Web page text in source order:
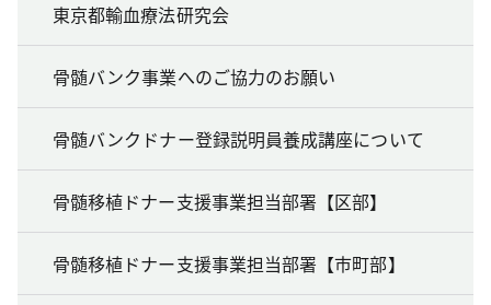
東京都輸血療法研究会
骨髄バンク事業へのご協力のお願い
骨髄バンクドナー登録説明員養成講座について
骨髄移植ドナー支援事業担当部署【区部】
骨髄移植ドナー支援事業担当部署【市町部】